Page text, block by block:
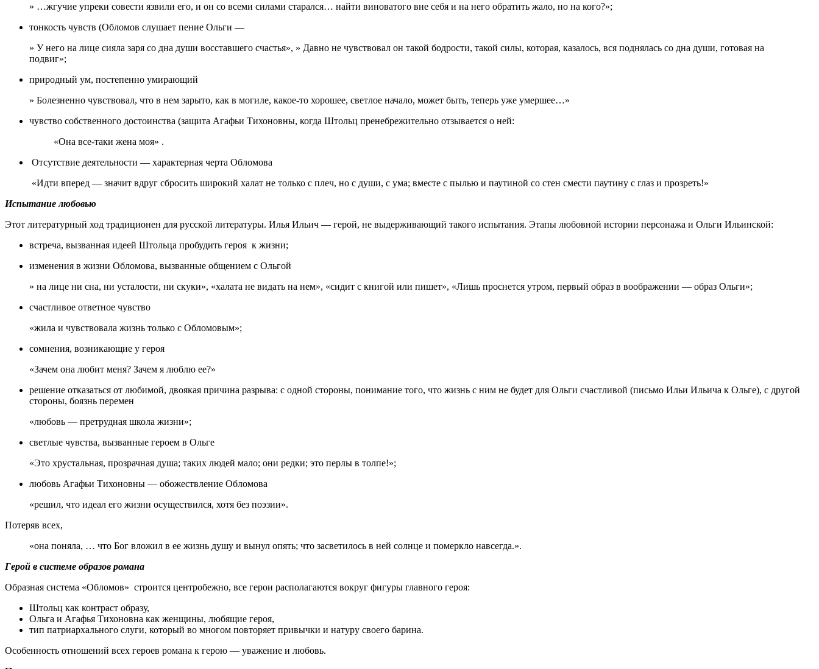
» …жгучие упреки совести язвили его, и он со всеми силами старался… найти виноватого вне себя и на него обратить жало, но на кого?»;
тонкость чувств (Обломов слушает пение Ольги —
» У него на лице сияла заря со дна души восставшего счастья», » Давно не чувствовал он такой бодрости, такой силы, которая, казалось, вся поднялась со дна души, готовая на
подвиг»;
природный ум, постепенно умирающий
» Болезненно чувствовал, что в нем зарыто, как в могиле, какое-то хорошее, светлое начало, может быть, теперь уже умершее…»
чувство собственного достоинства (защита Агафьи Тихоновны, когда Штольц пренебрежительно отзывается о ней:
«Она все-таки жена моя» .
Отсутствие деятельности — характерная черта Обломова
«Идти вперед — значит вдруг сбросить широкий халат не только с плеч, но с души, с ума; вместе с пылью и паутиной со стен смести паутину с глаз и прозреть!»
Испытание любовью
Этот литературный ход традиционен для русской литературы. Илья Ильич — герой, не выдерживающий такого испытания. Этапы любовной истории персонажа и Ольги Ильинской:
встреча, вызванная идеей Штольца пробудить героя к жизни;
изменения в жизни Обломова, вызванные общением с Ольгой
» на лице ни сна, ни усталости, ни скуки», «халата не видать на нем», «сидит с книгой или пишет», «Лишь проснется утром, первый образ в воображении — образ Ольги»;
счастливое ответное чувство
«жила и чувствовала жизнь только с Обломовым»;
сомнения, возникающие у героя
«Зачем она любит меня? Зачем я люблю ее?»
решение отказаться от любимой, двоякая причина разрыва: с одной стороны, понимание того, что жизнь с ним не будет для Ольги счастливой (письмо Ильи Ильича к Ольге), с другой
стороны, боязнь перемен
«любовь — претрудная школа жизни»;
светлые чувства, вызванные героем в Ольге
«Это хрустальная, прозрачная душа; таких людей мало; они редки; это перлы в толпе!»;
любовь Агафьи Тихоновны — обожествление Обломова
«решил, что идеал его жизни осуществился, хотя без поэзии».
Потеряв всех,
«она поняла, … что Бог вложил в ее жизнь душу и вынул опять; что засветилось в ней солнце и померкло навсегда.».
Герой в системе образов романа
Образная система «Обломов» строится центробежно, все герои располагаются вокруг фигуры главного героя:
Штольц как контраст образу,
Ольга и Агафья Тихоновна как женщины, любящие героя,
тип патриархального слуги, который во многом повторяет привычки и натуру своего барина.
Особенность отношений всех героев романа к герою — уважение и любовь.